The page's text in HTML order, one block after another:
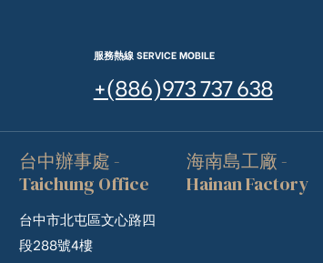
服務熱線 SERVICE MOBILE
+(886)973 737 638
台中辦事處 -
Taichung Office
台中市北屯區文心路四
段288號4樓
海南島工廠 -
Hainan Factory